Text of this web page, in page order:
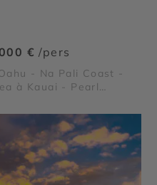
€ /pers
- Na Pali Coast -
à Kauai - Pearl